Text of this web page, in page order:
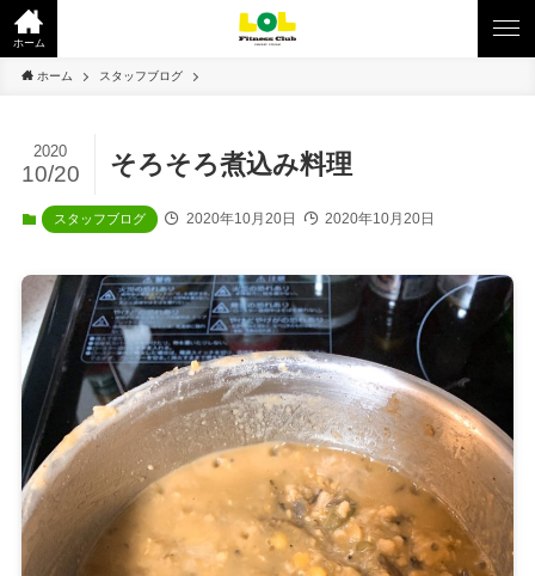
ホーム
ホーム スタッフブログ
そろそろ煮込み料理
2020
10/20
スタッフブログ 2020年10月20日 2020年10月20日